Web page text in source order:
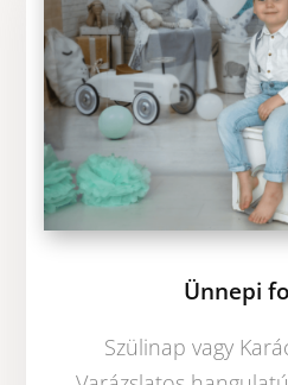
Ünnepi
Szülinap vagy